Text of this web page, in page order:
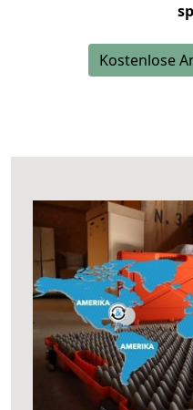
Kostenlose